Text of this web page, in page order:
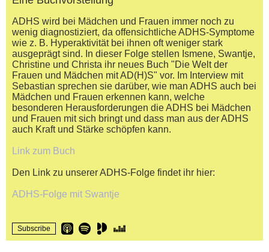
ADHS wird bei Mädchen und Frauen immer noch zu
wenig diagnostiziert, da offensichtliche ADHS-Symptome
wie z. B. Hyperaktivität bei ihnen oft weniger stark
ausgeprägt sind. In dieser Folge stellen Ismene, Swantje,
Christine und Christa ihr neues Buch "Die Welt der
Frauen und Mädchen mit AD(H)S" vor. Im Interview mit
Sebastian sprechen sie darüber, wie man ADHS auch bei
Mädchen und Frauen erkennen kann, welche
besonderen Herausforderungen die ADHS bei Mädchen
und Frauen mit sich bringt und dass man aus der ADHS
auch Kraft und Stärke schöpfen kann.
Link zum Buch
Den Link zu unserer ADHS-Folge findet ihr hier:
ADHS-Folge mit Swantje
Subscribe